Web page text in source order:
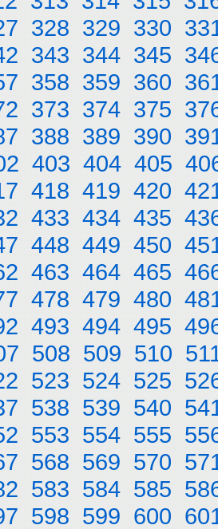
328 329 330
343 344 345
358 359 360
373 374 375
388 389 390
403 404 405
418 419 420
433 434 435
448 449 450
463 464 465
478 479 480
493 494 495
508 509 510
523 524 525
538 539 540
553 554 555
568 569 570
583 584 585
598 599 600